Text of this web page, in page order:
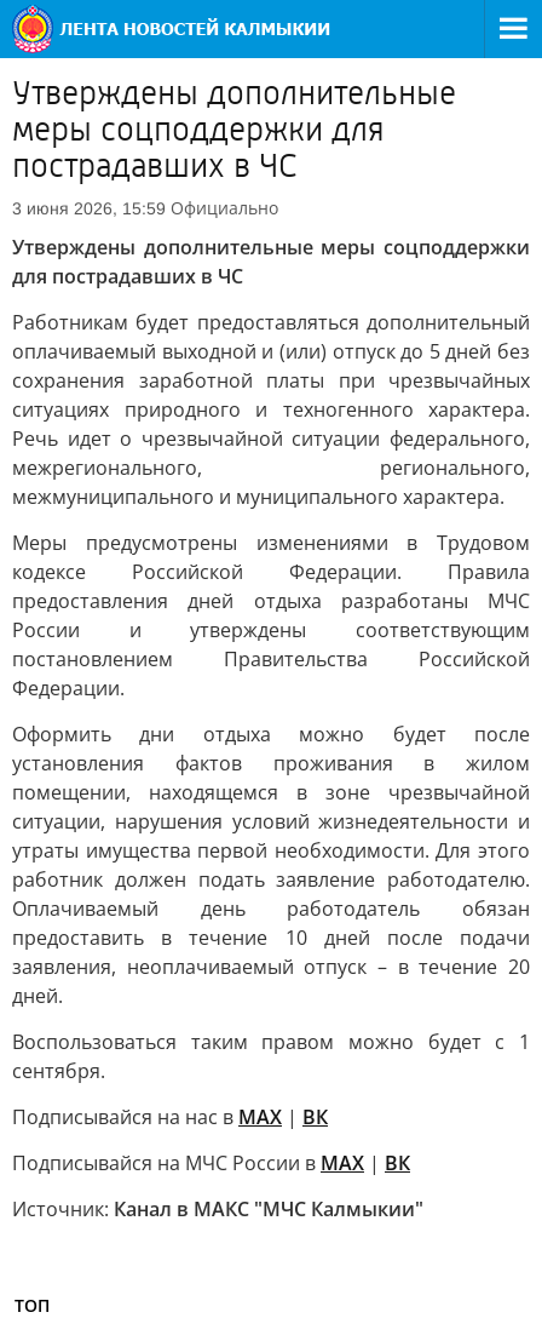
Утверждены дополнительные
меры соцподдержки для
пострадавших в ЧС
3 июня 2026, 15:59 Официально
Утверждены дополнительные меры соцподдержки
для пострадавших в ЧС
Работникам будет предоставляться дополнительный
оплачиваемый выходной и (или) отпуск до 5 дней без
сохранения заработной платы при чрезвычайных
ситуациях природного и техногенного характера.
Речь идет о чрезвычайной ситуации федерального,
межрегионального, регионального,
межмуниципального и муниципального характера.
Меры предусмотрены изменениями в Трудовом
кодексе Российской Федерации. Правила
предоставления дней отдыха разработаны МЧС
России и утверждены соответствующим
постановлением Правительства Российской
Федерации.
Оформить дни отдыха можно будет после
установления фактов проживания в жилом
помещении, находящемся в зоне чрезвычайной
ситуации, нарушения условий жизнедеятельности и
утраты имущества первой необходимости. Для этого
работник должен подать заявление работодателю.
Оплачиваемый день работодатель обязан
предоставить в течение 10 дней после подачи
заявления, неоплачиваемый отпуск – в течение 20
дней.
Воспользоваться таким правом можно будет с 1
сентября.
Подписывайся на нас в MAX | ВК
Подписывайся на МЧС России в MAX | ВК
Источник: Канал в МАКС "МЧС Калмыкии"
ТОП